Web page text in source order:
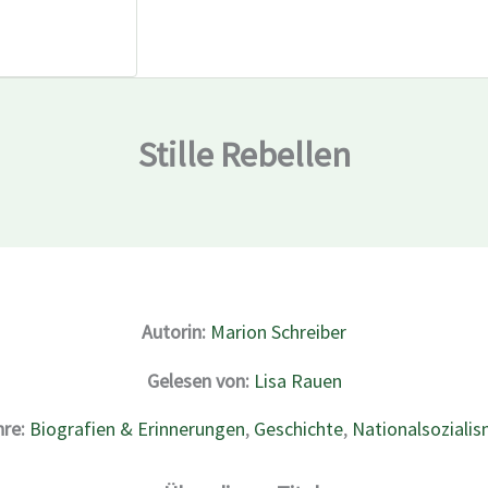
Stille Rebellen
Autorin: Marion Schreiber
Gelesen von: Lisa Rauen
Biografien & Erinnerungen, Geschichte,